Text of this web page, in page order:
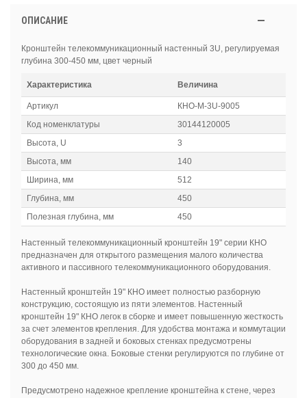
ОПИСАНИЕ
Кронштейн телекоммуникационный настенный 3U, регулируемая
глубина 300-450 мм, цвет черный
Характеристика Величина
Артикул
КНО-М-3U-9005
Код номенклатуры
30144120005
Высота, U
3
Высота, мм
140
Ширина, мм
512
Глубина, мм
450
Полезная глубина, мм
450
Настенный телекоммуникационный кронштейн 19" серии КНО
предназначен для открытого размещения малого количества
активного и пассивного телекоммуникационного оборудования.
Настенный кронштейн 19" КНО имеет полностью разборную
конструкцию, состоящую из пяти элементов. Настенный
кронштейн 19" КНО легок в сборке и имеет повышенную жесткость
за счет элементов крепления. Для удобства монтажа и коммутации
оборудования в задней и боковых стенках предусмотрены
технологические окна. Боковые стенки регулируются по глубине от
300 до 450 мм.
Предусмотрено надежное крепление кронштейна к стене, через